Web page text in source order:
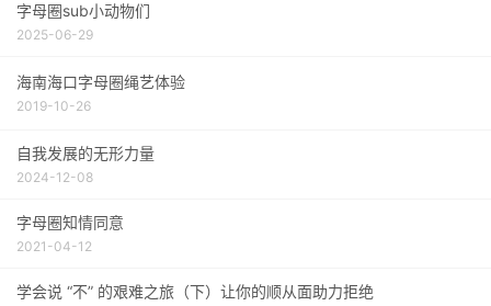
字母圈sub小动物们
2025-06-29
海南海口字母圈绳艺体验
2019-10-26
自我发展的无形力量
2024-12-08
字母圈知情同意
2021-04-12
学会说 “不” 的艰难之旅（下）让你的顺从面助力拒绝